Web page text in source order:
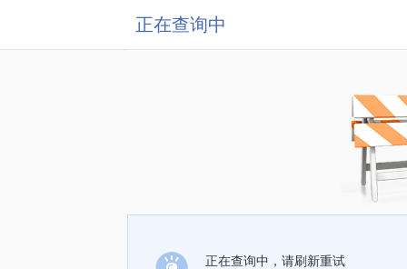
正在查询中
正在查询中，请刷新重试